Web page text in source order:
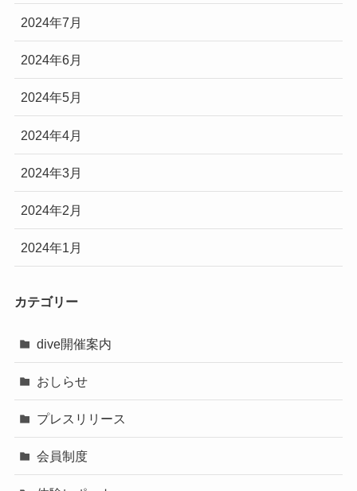
2024年7月
2024年6月
2024年5月
2024年4月
2024年3月
2024年2月
2024年1月
カテゴリー
dive開催案内
おしらせ
プレスリリース
会員制度